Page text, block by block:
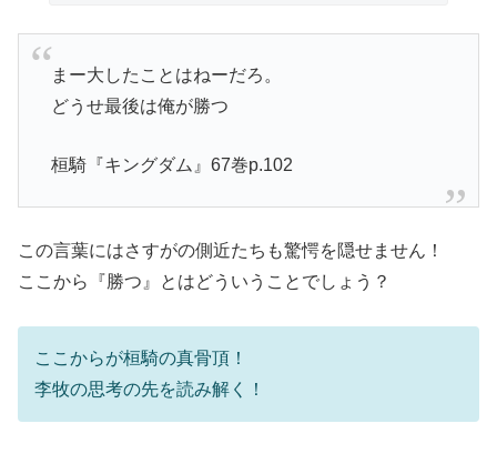
まー大したことはねーだろ。
どうせ最後は俺が勝つ
桓騎『キングダム』67巻p.102
この言葉にはさすがの側近たちも驚愕を隠せません！
ここから『勝つ』とはどういうことでしょう？
ここからが桓騎の真骨頂！
李牧の思考の先を読み解く！